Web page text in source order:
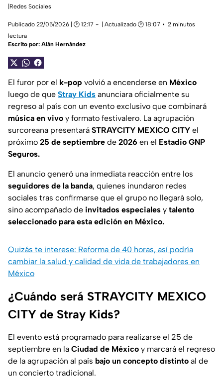
|Redes Sociales
Publicado 22/05/2026 | 🕑 12:17 | Actualizado 🕑 18:07
2 minutos
lectura
Escrito por: Alán Hernández
El furor por el k-pop volvió a encenderse en México
luego de que Stray Kids anunciara oficialmente su
regreso al país con un evento exclusivo que combinará
música en vivo y formato festivalero. La agrupación
surcoreana presentará STRAYCITY MEXICO CITY el
próximo 25 de septiembre de 2026 en el Estadio GNP
Seguros.
El anuncio generó una inmediata reacción entre los
seguidores de la banda, quienes inundaron redes
sociales tras confirmarse que el grupo no llegará solo,
sino acompañado de invitados especiales y talento
seleccionado para esta edición en México.
Quizás te interese: Reforma de 40 horas, así podría
cambiar la salud y calidad de vida de trabajadores en
México
¿Cuándo será STRAYCITY MEXICO
CITY de Stray Kids?
El evento está programado para realizarse el 25 de
septiembre en la Ciudad de México y marcará el regreso
de la agrupación al país bajo un concepto distinto al de
un concierto tradicional.